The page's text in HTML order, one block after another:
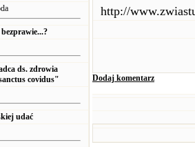
ds. zdrowia
covidus"
udać
http://
Dodaj komentarz